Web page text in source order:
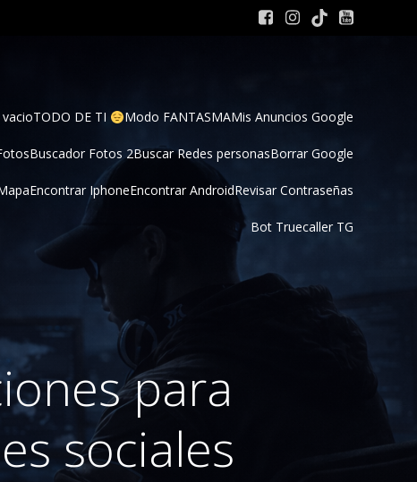
TODO DE TI Modo FANTASMAMis Anuncios Google
Buscador Fotos 2Buscar Redes personasBorrar Google
Encontrar IphoneEncontrar AndroidRevisar Contraseñas
Bot Truecaller TG
para
sociales